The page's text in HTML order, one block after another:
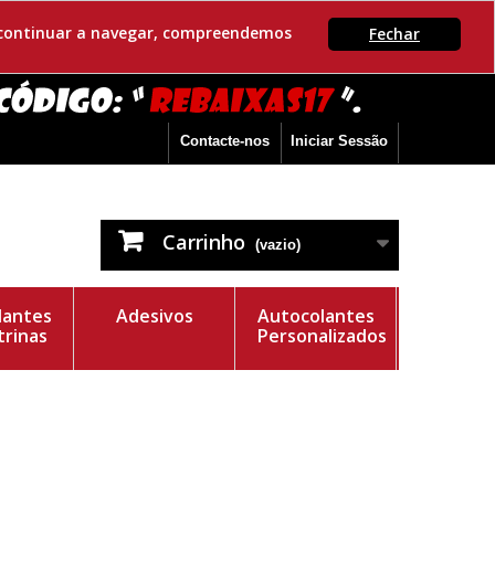
Fechar
a navegar, compreendemos
Iniciar Sessão
Contacte-nos
Carrinho (vazio)
Adesivos
Autocolantes
Personalizados